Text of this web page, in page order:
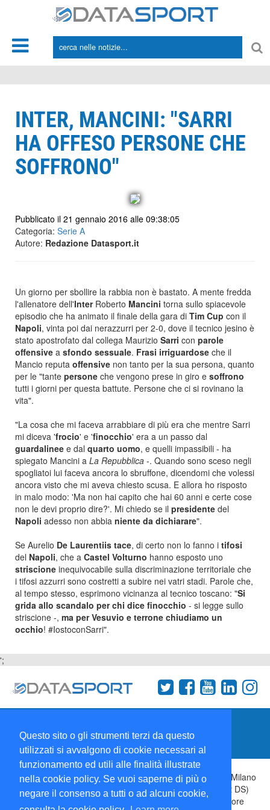
Questo sito o gli strumenti terzi da questo
utilizzati si avvalgono di cookie necessari al
funzionamento ed utili alle finalità illustrate
nella cookie policy. Se vuoi saperne di più o
negare il consenso a tutti o ad alcuni cookie,
INTER, MANCINI: "SARRI
HA OFFESO PERSONE CHE
SOFFRONO"
Pubblicato il 21 gennaio 2016 alle 09:38:05
Categoria: Serie A
Autore: Redazione Datasport.it
Un giorno per sbollire la rabbia non è bastato. A mente fredda
l'allenatore dell'Inter Roberto Mancini torna sullo spiacevole
episodio che ha animato il finale della gara di Tim Cup con il
Napoli, vinta poi dai nerazzurri per 2-0, dove il tecnico jesino è
stato apostrofato dal collega Maurizio Sarri con parole
offensive a sfondo sessuale. Frasi irriguardose che il
Mancio reputa offensive non tanto per la sua persona, quanto
per le "tante persone che vengono prese in giro e soffrono
tutti i giorni per questa battute. Persone che ci si rovinano la
vita".
"La cosa che mi faceva arrabbiare di più era che mentre Sarri
mi diceva 'frocio' e 'finocchio' era a un passo dal
guardalinee e dal quarto uomo, e quelli impassibili - ha
spiegato Mancini a La Repubblica -. Quando sono sceso negli
spogliatoi lui faceva ancora lo sbruffone, dicendomi che volessi
ancora visto che mi aveva chiesto scusa. E allora ho risposto
in malo modo: 'Ma non hai capito che hai 60 anni e certe cose
non le devi proprio dire?'. Mi chiedo se il presidente del
Napoli adesso non abbia niente da dichiarare".
Se Aurelio De Laurentiis tace, di certo non lo fanno i tifosi
del Napoli, che a Castel Volturno hanno esposto uno
striscione inequivocabile sulla discriminazione territoriale che
i tifosi azzurri sono costretti a subire nei vatri stadi. Parole che,
al tempo stesso, esprimono vicinanza al tecnico toscano: "Si
grida allo scandalo per chi dice finocchio - si legge sullo
striscione -, ma per Vesuvio e terrone chiudiamo un
occhio! #IostoconSarri".
';
Collabora con noi
Copyright 1995-2026 © Wise Srl Via Palmanova 8 20132 Milano
Italia - P. IVA 09072090963 | ISSN: 2499-2925 (DataSport DS)
Informazioni e richieste di pubblicità:
| Direttore